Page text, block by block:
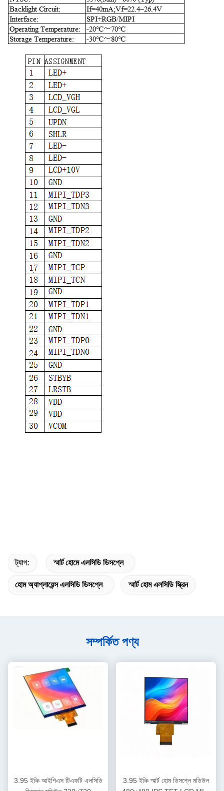
ট্যাগ: স্মার্ট হোমে এলসিডি ডিসপ্লে
হোম অ্যাপ্লায়েন্স এলসিডি ডিসপ্লে স্মার্ট হোম এলসিডি স্ক্রিন
সম্পর্কিত পণ্য
3.95 ইঞ্চি আইপিএস টিএফটি এলসিডি
3.95 ইঞ্চি স্মার্ট হোম ডিসপ্লে মডিউল